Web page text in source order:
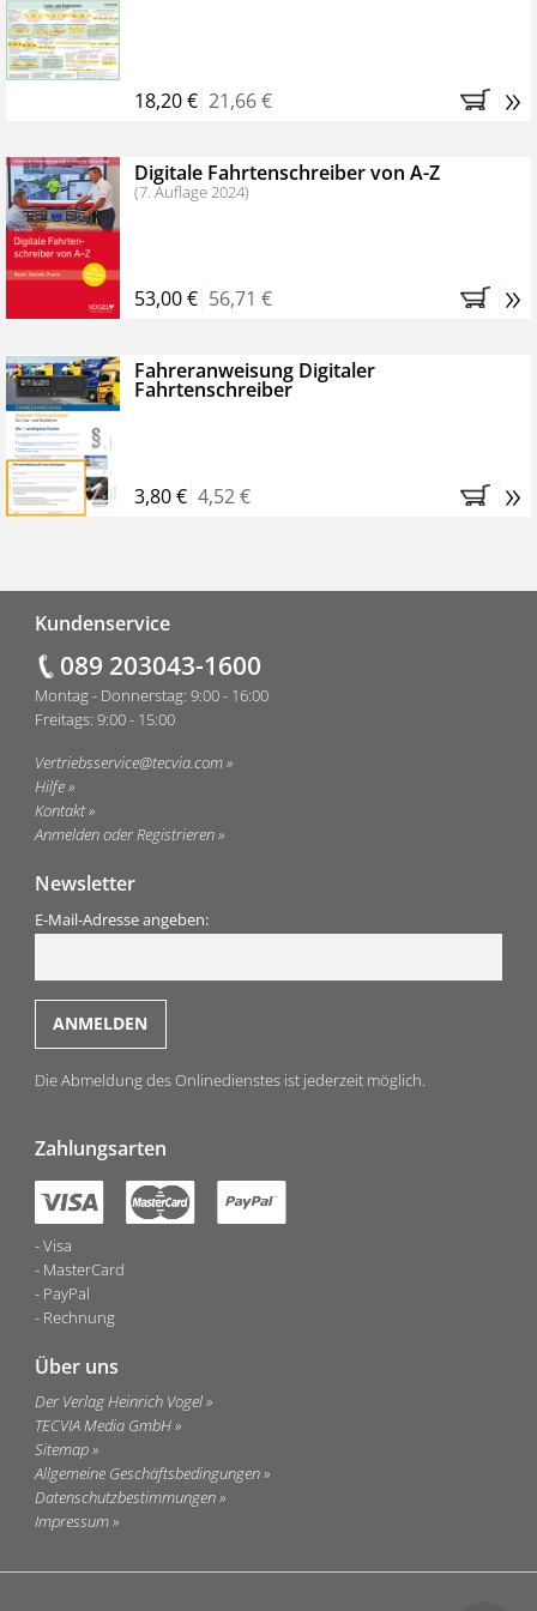
Bestellen Sie jetzt das VerkehrsRundschau Profipaket im
Kennenlern-Abo für zwei Monate (inkl. der derzeitig
Monaten brauchen Sie nichts weiter tun, das
Abonnement endet automatisch, es entstehen keine
weiteren Verpflichtungen.
18,20 € 21,66 € »
Digitale Fahrtenschreiber von A-Z
(7. Auflage 2024)
53,00 € 56,71 € »
Fahreranweisung Digitaler
Fahrtenschreiber
3,80 € 4,52 € »
Kundenservice
089 203043-1600
Montag - Donnerstag: 9:00 - 16:00
Freitags: 9:00 - 15:00
Vertriebsservice@tecvia.com
Hilfe
Kontakt
Anmelden oder Registrieren
Newsletter
E-Mail-Adresse angeben:
Die Abmeldung des Onlinedienstes ist jederzeit möglich.
Zahlungsarten
Visa
MasterCard
PayPal
Rechnung
Über uns
Der Verlag Heinrich Vogel
TECVIA Media GmbH
Sitemap
Allgemeine Geschäftsbedingungen
Datenschutzbestimmungen
Impressum